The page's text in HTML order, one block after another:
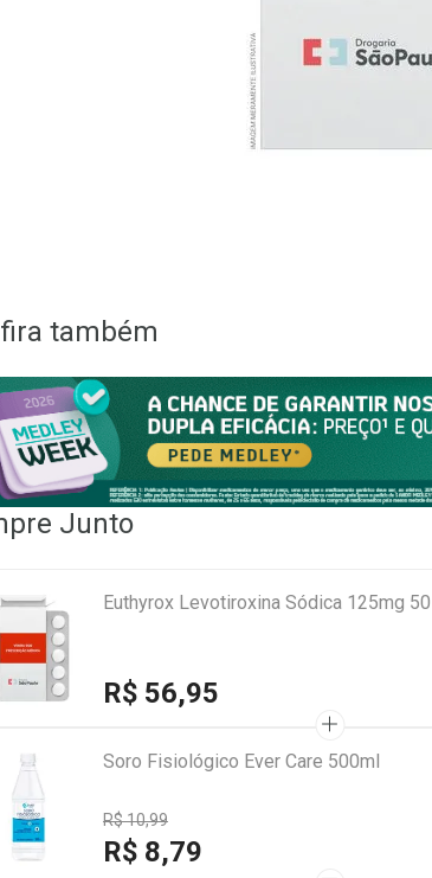
também
Junto
Euthyrox Levotiroxina Sódica 125mg
R$ 56,95
Soro Fisiológico Ever Care 500ml
R$ 10,99
R$ 8,79